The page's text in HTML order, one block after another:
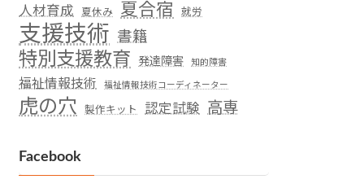
人材育成 夏休み 夏合宿 就労
支援技術 書籍
特別支援教育 発達障害 知的障害
福祉情報技術 福祉情報技術コーディネーター
虎の穴 製作キット 認定試験 高専
Facebook